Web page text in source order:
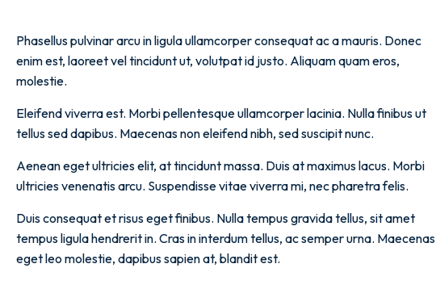
Phasellus pulvinar arcu in ligula ullamcorper consequat ac a mauris. Donec
enim est, laoreet vel tincidunt ut, volutpat id justo. Aliquam quam eros,
molestie.
Eleifend viverra est. Morbi pellentesque ullamcorper lacinia. Nulla finibus ut
tellus sed dapibus. Maecenas non eleifend nibh, sed suscipit nunc.
Aenean eget ultricies elit, at tincidunt massa. Duis at maximus lacus. Morbi
ultricies venenatis arcu. Suspendisse vitae viverra mi, nec pharetra felis.
Duis consequat et risus eget finibus. Nulla tempus gravida tellus, sit amet
tempus ligula hendrerit in. Cras in interdum tellus, ac semper urna. Maecenas
eget leo molestie, dapibus sapien at, blandit est.